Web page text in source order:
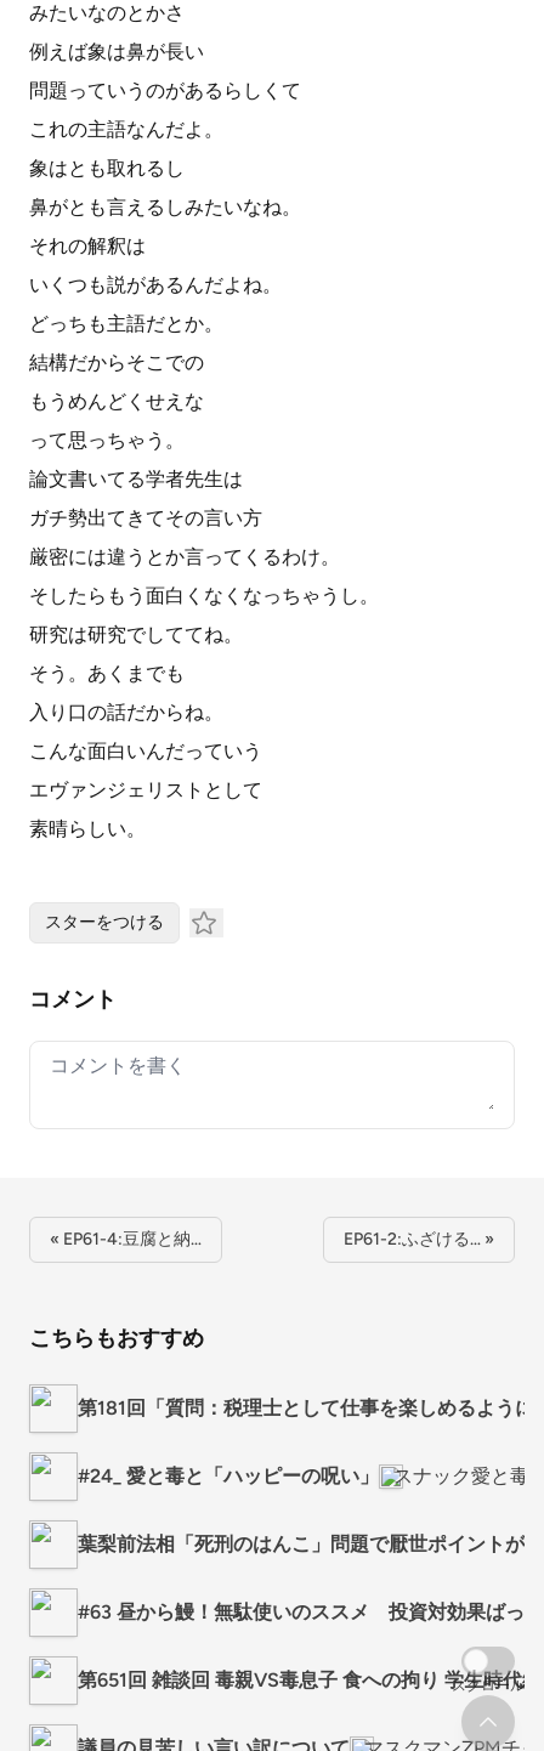
みたいなのとかさ
例えば象は鼻が長い
問題っていうのがあるらしくて
これの主語なんだよ。
象はとも取れるし
鼻がとも言えるしみたいなね。
それの解釈は
いくつも説があるんだよね。
どっちも主語だとか。
結構だからそこでの
もうめんどくせえな
って思っちゃう。
論文書いてる学者先生は
ガチ勢出てきてその言い方
厳密には違うとか言ってくるわけ。
そしたらもう面白くなくなっちゃうし。
研究は研究でしててね。
そう。あくまでも
入り口の話だからね。
こんな面白いんだっていう
エヴァンジェリストとして
素晴らしい。
スターをつける
コメント
Your comment
« EP61-4:豆腐と納… EP61-2:ふざける… »
こちらもおすすめ
第181回「質問：税理士として仕事を楽しめるよう
#24_ 愛と毒と「ハッピーの呪い」 スナック愛と毒
葉梨前法相「死刑のはんこ」問題で厭世ポイントが2
#63 昼から鰻！無駄使いのススメ 投資対効果ばっ
第651回 雑談回 毒親VS毒息子 食への拘り 学生時代
スクロール